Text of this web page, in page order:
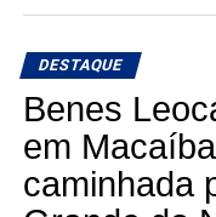
ações concretas e
compromisso com o
Norte. Um mandato
fazer a diferença na
KALLYANNO MOTA
DESTAQUE
Benes
em
caminhada